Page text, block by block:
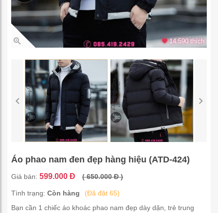
14.590 thích
Áo phao nam đen đẹp hàng hiệu (ATD-424)
Giá bán: 599.000 Đ ( 650.000 Đ )
Tình trạng: Còn hàng
(Đã đặt 65)
Bạn cần 1 chiếc áo khoác phao nam đẹp dày dặn, trẻ trung